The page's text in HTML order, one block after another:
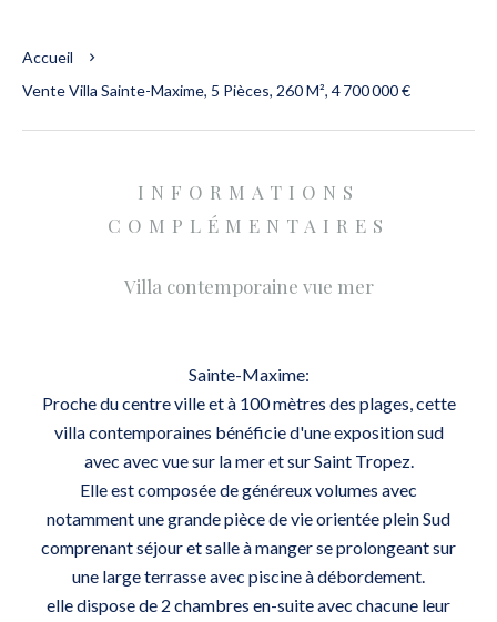
Accueil
Vente Villa Sainte-Maxime, 5 Pièces, 260 M², 4 700 000 €
INFORMATIONS
COMPLÉMENTAIRES
Villa contemporaine vue mer
Sainte-Maxime:
Proche du centre ville et à 100 mètres des plages, cette
villa contemporaines bénéficie d'une exposition sud
avec avec vue sur la mer et sur Saint Tropez.
Elle est composée de généreux volumes avec
notamment une grande pièce de vie orientée plein Sud
comprenant séjour et salle à manger se prolongeant sur
une large terrasse avec piscine à débordement.
elle dispose de 2 chambres en-suite avec chacune leur